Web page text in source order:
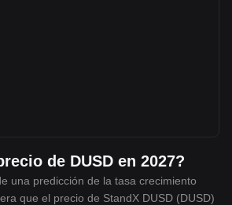
de DUSD en 2027?
una predicción de la tasa crecimiento
que el precio de StandX DUSD (DUSD)